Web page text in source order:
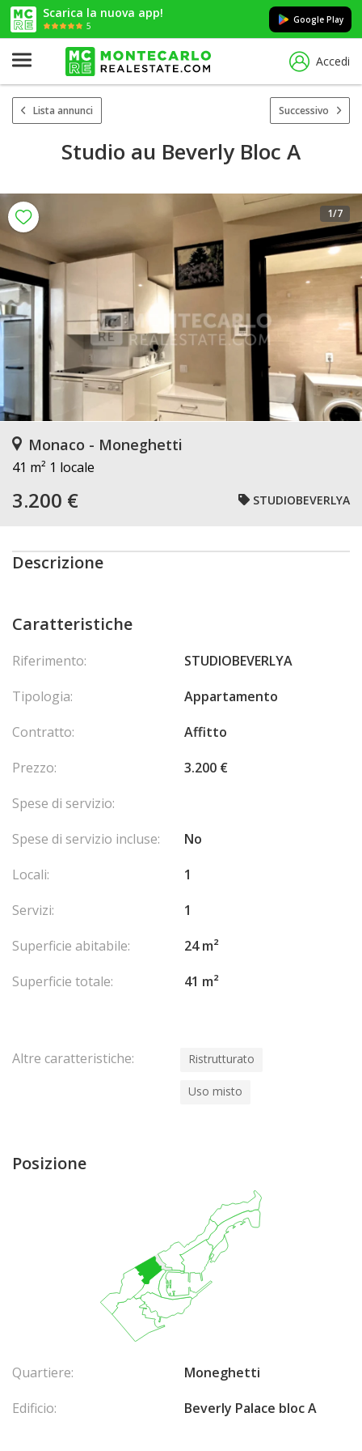
Scarica la nuova app!
5
Google Play
Accedi
Lista annunci Successivo
Studio au Beverly Bloc A
1/7
Monaco - Moneghetti
41 m² 1 locale
3.200 € STUDIOBEVERLYA
Descrizione
Caratteristiche
Riferimento:
STUDIOBEVERLYA
Tipologia:
Appartamento
Contratto:
Affitto
Prezzo:
3.200 €
Spese di servizio:
Spese di servizio incluse:
No
Locali:
1
Servizi:
1
Superficie abitabile:
24 m²
Superficie totale:
41 m²
Altre caratteristiche: Ristrutturato
Uso misto
Posizione
Quartiere:
Moneghetti
Edificio:
Beverly Palace bloc A